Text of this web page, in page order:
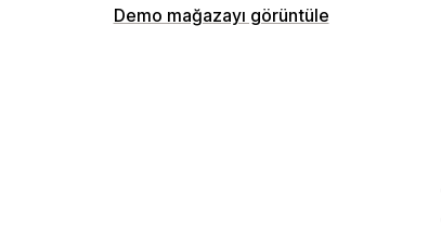
Demo mağazayı görüntüle